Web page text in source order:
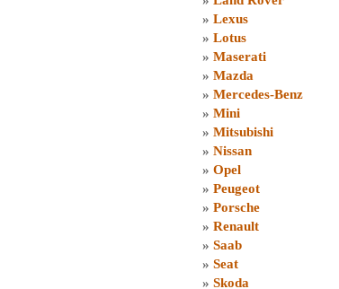
» Lexus
» Lotus
» Maserati
» Mazda
» Mercedes-Benz
» Mini
» Mitsubishi
» Nissan
» Opel
» Peugeot
» Porsche
» Renault
» Saab
» Seat
» Skoda